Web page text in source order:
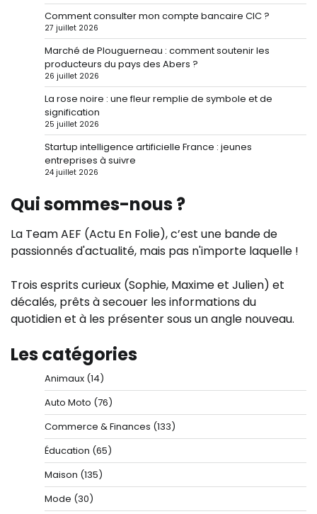
Comment consulter mon compte bancaire CIC ?
27 juillet 2026
Marché de Plouguerneau : comment soutenir les
producteurs du pays des Abers ?
26 juillet 2026
La rose noire : une fleur remplie de symbole et de
signification
25 juillet 2026
Startup intelligence artificielle France : jeunes
entreprises à suivre
24 juillet 2026
Qui sommes-nous ?
La Team AEF (Actu En Folie), c’est une bande de
passionnés d'actualité, mais pas n'importe laquelle !
Trois esprits curieux (Sophie, Maxime et Julien) et
décalés, prêts à secouer les informations du
quotidien et à les présenter sous un angle nouveau.
Les catégories
Animaux (14)
Auto Moto (76)
Commerce & Finances (133)
Éducation (65)
Maison (135)
Mode (30)